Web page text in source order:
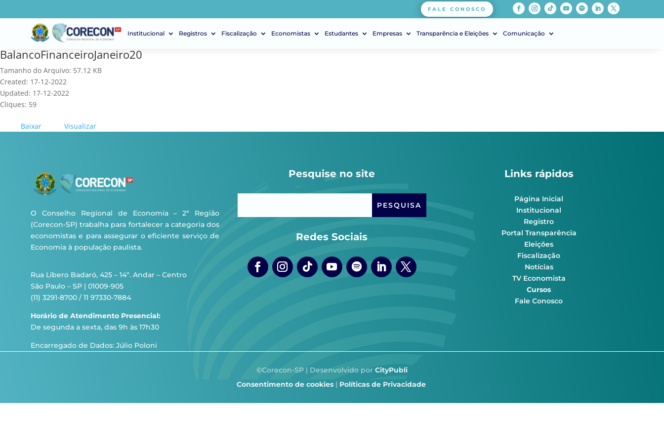
FALE CONOSCO
Institucional Registros Fiscalização Economistas Estudantes Empresas Transparência e Eleições Comunicação
BalancoFinanceiroJaneiro20
Tamanho do Arquivo: 57.12 KB
Created: 17-12-2022
Updated: 17-12-2022
Cliques: 59
Baixar Visualizar
O Conselho Regional de Economia – 2ª Região
(Corecon-SP) trabalha para fortalecer a categoria dos
economistas e para assegurar o eficiente serviço de
Economia à população paulista.
Rua Líbero Badaró, 425 – 14º. Andar – Centro
São Paulo – SP | 01009-905
(11) 3291-8700 / 11 97330-7884
Horário de Atendimento Presencial:
De segunda a sexta, das 9h às 17h30
Encarregado de Dados: Júlio Poloni
Pesquise no site
Redes Sociais
Links rápidos
Página Inicial
Institucional
Registro
Portal Transparência
Eleições
Fiscalização
Notícias
TV Economista
Cursos
Fale Conosco
©Corecon-SP | Desenvolvido por CityPubli
Consentimento de cookies| Políticas de Privacidade